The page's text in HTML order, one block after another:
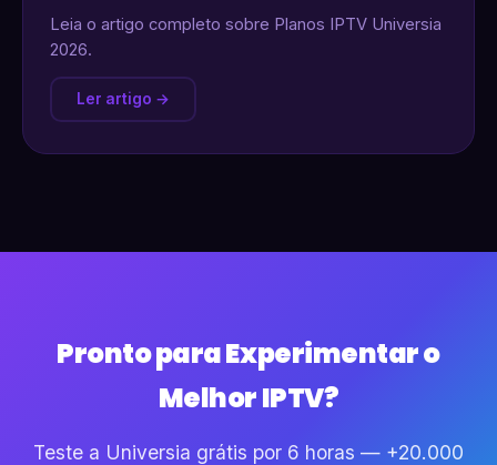
Leia o artigo completo sobre Planos IPTV Universia
2026.
Ler artigo →
Pronto para Experimentar o
Melhor IPTV?
Teste a Universia grátis por 6 horas — +20.000